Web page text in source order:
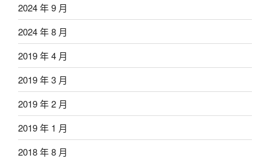
2024 年 9 月
2024 年 8 月
2019 年 4 月
2019 年 3 月
2019 年 2 月
2019 年 1 月
2018 年 8 月